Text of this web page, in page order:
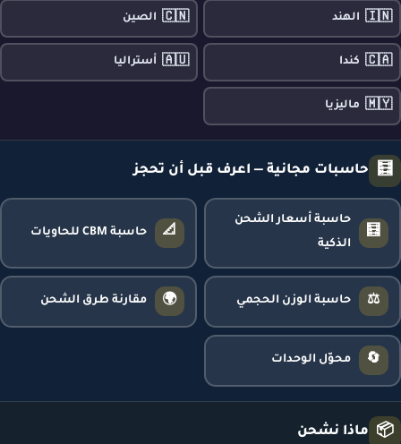
🇮🇳 الهند 🇨🇳 الصين
🇨🇦 كندا 🇦🇺 أستراليا
🇲🇾 ماليزيا
🧮 حاسبات مجانية — اعرف قبل أن تحجز
🧮
حاسبة أسعار الشحن
الذكية
📐 حاسبة CBM للحاويات
⚖️ حاسبة الوزن الحجمي 🌍 مقارنة طرق الشحن
🔄 محوّل الوحدات
📦 ماذا نشحن